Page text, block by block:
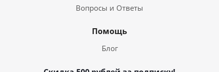
Вопросы и Ответы
Помощь
Блог